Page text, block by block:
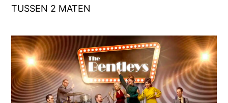
TUSSEN 2 MATEN